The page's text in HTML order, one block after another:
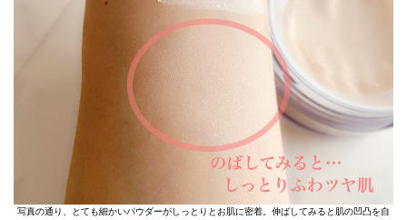
写真の通り、とても細かいパウダーがしっとりとお肌に密着。伸ばしてみると肌の凹凸を自